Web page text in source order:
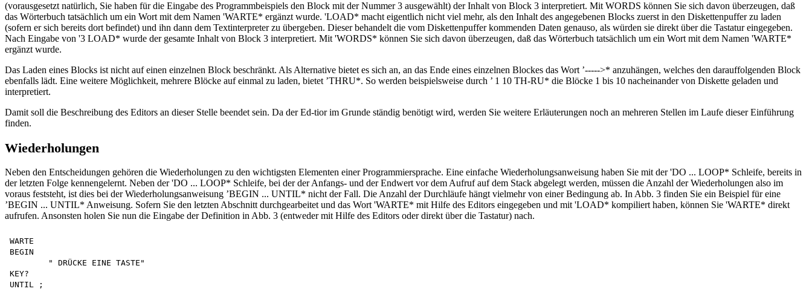
(vorausgesetzt natürlich, Sie haben für die Eingabe des Programmbeispiels den Block mit der Nummer 3 ausgewählt) der Inhalt von Block 3 interpretiert. Mit WORDS können Sie sich davon überzeugen, daß
das Wörterbuch tatsächlich um ein Wort mit dem Namen 'WARTE* ergänzt wurde. 'LOAD* macht eigentlich nicht viel mehr, als den Inhalt des angegebenen Blocks zuerst in den Diskettenpuffer zu laden
(sofern er sich bereits dort befindet) und ihn dann dem Textinterpreter zu übergeben. Dieser behandelt die vom Diskettenpuffer kommenden Daten genauso, als würden sie direkt über die Tastatur eingegeben.
Nach Eingabe von '3 LOAD* wurde der gesamte Inhalt von Block 3 interpretiert. Mit 'WORDS* können Sie sich davon überzeugen, daß das Wörterbuch tatsächlich um ein Wort mit dem Namen 'WARTE*
ergänzt wurde.
Das Laden eines Blocks ist nicht auf einen einzelnen Block beschränkt. Als Alternative bietet es sich an, an das Ende eines einzelnen Blockes das Wort ’----->* anzuhängen, welches den darauffolgenden Block
ebenfalls lädt. Eine weitere Möglichkeit, mehrere Blöcke auf einmal zu laden, bietet ’THRU*. So werden beispielsweise durch ’ 1 10 TH-RU* die Blöcke 1 bis 10 nacheinander von Diskette geladen und
interpretiert.
Damit soll die Beschreibung des Editors an dieser Stelle beendet sein. Da der Ed-tior im Grunde ständig benötigt wird, werden Sie weitere Erläuterungen noch an mehreren Stellen im Laufe dieser Einführung
finden.
Wiederholungen
Neben den Entscheidungen gehören die Wiederholungen zu den wichtigsten Elementen einer Programmiersprache. Eine einfache Wiederholungsanweisung haben Sie mit der 'DO ... LOOP* Schleife, bereits in
der letzten Folge kennengelernt. Neben der 'DO ... LOOP* Schleife, bei der der Anfangs- und der Endwert vor dem Aufruf auf dem Stack abgelegt werden, müssen die Anzahl der Wiederholungen also im
voraus feststeht, ist dies bei der Wiederholungsanweisung ’BEGIN ... UNTIL* nicht der Fall. Die Anzahl der Durchläufe hängt vielmehr von einer Bedingung ab. In Abb. 3 finden Sie ein Beispiel für eine
’BEGIN ... UNTIL* Anweisung. Sofern Sie den letzten Abschnitt durchgearbeitet und das Wort 'WARTE* mit Hilfe des Editors eingegeben und mit 'LOAD* kompiliert haben, können Sie 'WARTE* direkt
aufrufen. Ansonsten holen Sie nun die Eingabe der Definition in Abb. 3 (entweder mit Hilfe des Editors oder direkt über die Tastatur) nach.
WARTE
BEGIN
KEY?